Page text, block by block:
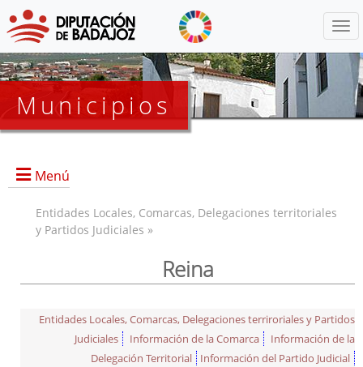
Municipios
Menú
Entidades Locales, Comarcas, Delegaciones territoriales
y Partidos Judiciales »
Reina
Entidades Locales, Comarcas, Delegaciones terriroriales y Partidos
Judiciales
Información de la Comarca
Información de la
Delegación Territorial
Información del Partido Judicial